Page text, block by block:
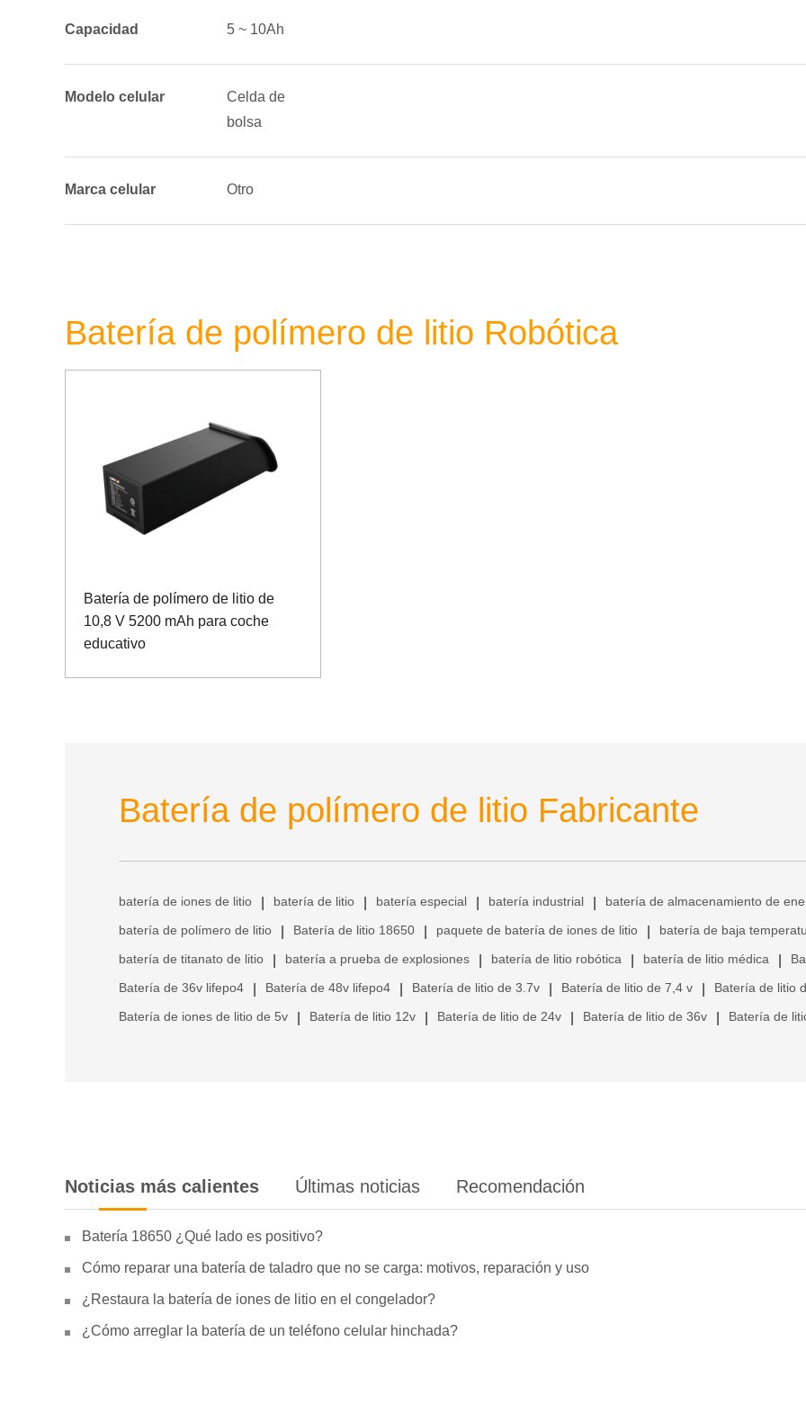
Capacidad 5 ~ 10Ah
Modelo celular
Celda de
bolsa
Marca celular Otro
Batería de polímero de litio Robótica
Batería de polímero de litio de
10,8 V 5200 mAh para coche
educativo
Batería de polímero de litio Fabricante
batería de iones de litio batería de litio batería especial batería industrial batería de almacenamiento de
batería de polímero de litio Batería de litio 18650 paquete de batería de iones de litio batería de baja
batería de titanato de litio batería a prueba de explosiones batería de litio robótica batería de litio médica
Batería de 36v lifepo4 Batería de 48v lifepo4 Batería de litio de 3.7v Batería de litio de 7,4 v Batería de litio
Batería de iones de litio de 5v Batería de litio 12v Batería de litio de 24v Batería de litio de 36v Batería de
Noticias más calientes Últimas noticias Recomendación
Batería 18650 ¿Qué lado es positivo?
Cómo reparar una batería de taladro que no se carga: motivos, reparación y uso
¿Restaura la batería de iones de litio en el congelador?
¿Cómo arreglar la batería de un teléfono celular hinchada?